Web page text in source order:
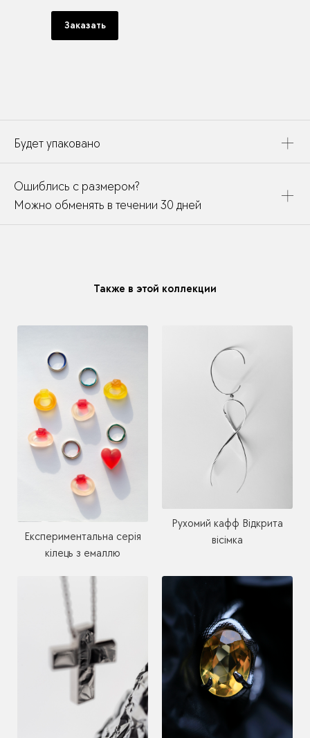
Заказать
Будет упаковано
дополнено открыткой, паспортом украшения и
собрано в подарочный пакет
Ошиблись с размером?
Можно обменять в течении 30 дней
Также в этой коллекции
Експериментальна серія
кілець з емаллю
Рухомий кафф Відкрита
вісімка